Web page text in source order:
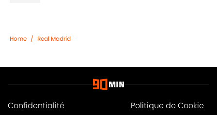
Home / Real Madrid
Confidentialité Politique de Cookie